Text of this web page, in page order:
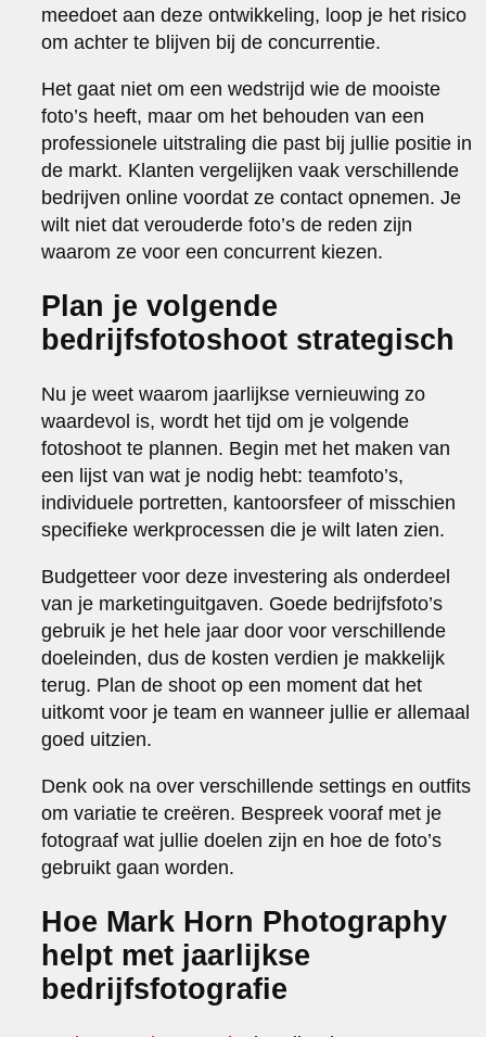
meedoet aan deze ontwikkeling, loop je het risico
om achter te blijven bij de concurrentie.
Het gaat niet om een wedstrijd wie de mooiste
foto’s heeft, maar om het behouden van een
professionele uitstraling die past bij jullie positie in
de markt. Klanten vergelijken vaak verschillende
bedrijven online voordat ze contact opnemen. Je
wilt niet dat verouderde foto’s de reden zijn
waarom ze voor een concurrent kiezen.
Plan je volgende
bedrijfsfotoshoot strategisch
Nu je weet waarom jaarlijkse vernieuwing zo
waardevol is, wordt het tijd om je volgende
fotoshoot te plannen. Begin met het maken van
een lijst van wat je nodig hebt: teamfoto’s,
individuele portretten, kantoorsfeer of misschien
specifieke werkprocessen die je wilt laten zien.
Budgetteer voor deze investering als onderdeel
van je marketinguitgaven. Goede bedrijfsfoto’s
gebruik je het hele jaar door voor verschillende
doeleinden, dus de kosten verdien je makkelijk
terug. Plan de shoot op een moment dat het
uitkomt voor je team en wanneer jullie er allemaal
goed uitzien.
Denk ook na over verschillende settings en outfits
om variatie te creëren. Bespreek vooraf met je
fotograaf wat jullie doelen zijn en hoe de foto’s
gebruikt gaan worden.
Hoe Mark Horn Photography
helpt met jaarlijkse
bedrijfsfotografie